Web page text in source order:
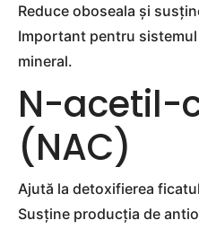
Reduce oboseala și
Important pentru
mineral.
N-acetil-
(NAC)
Ajută la detoxifierea
Susține producția de